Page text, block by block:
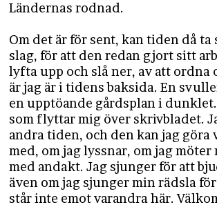
Ländernas rodnad.
Om det är för sent, kan tiden då ta
slag, för att den redan gjort sitt
lyfta upp och slå ner, av att ordna
är jag är i tidens baksida. En
en upptöande gårdsplan i
som flyttar mig över skrivbladet.
andra tiden, och den kan jag göra
med, om jag lyssnar, om jag
med andakt. Jag sjunger för att
även om jag sjunger min rädsla
står inte emot varandra här.